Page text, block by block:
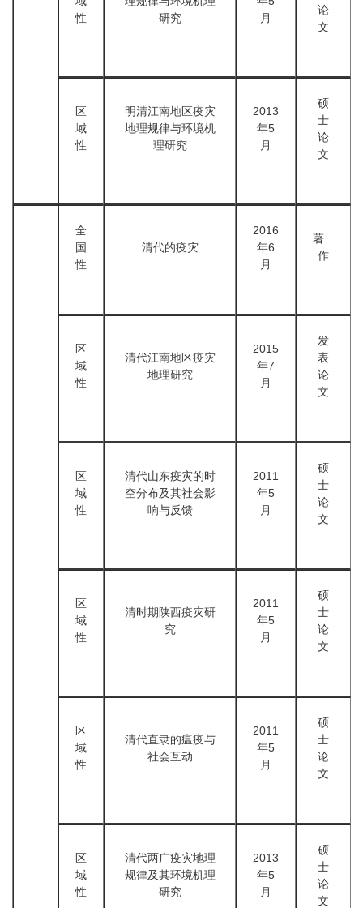
性
研究
月
论
文
区
域
性
明清江南地区疫灾
地理规律与环境机
理研究
2013
年5
月
硕
士
论
文
全
国
性
清代的疫灾
2016
年6
月
著
作
区
域
性
清代江南地区疫灾
地理研究
2015
年7
月
发
表
论
文
区
域
性
清代山东疫灾的时
空分布及其社会影
响与反馈
2011
年5
月
硕
士
论
文
区
域
性
清时期陕西疫灾研
究
2011
年5
月
硕
士
论
文
区
域
性
清代直隶的瘟疫与
社会互动
2011
年5
月
硕
士
论
文
区
域
性
清代两广疫灾地理
规律及其环境机理
研究
2013
年5
月
硕
士
论
文